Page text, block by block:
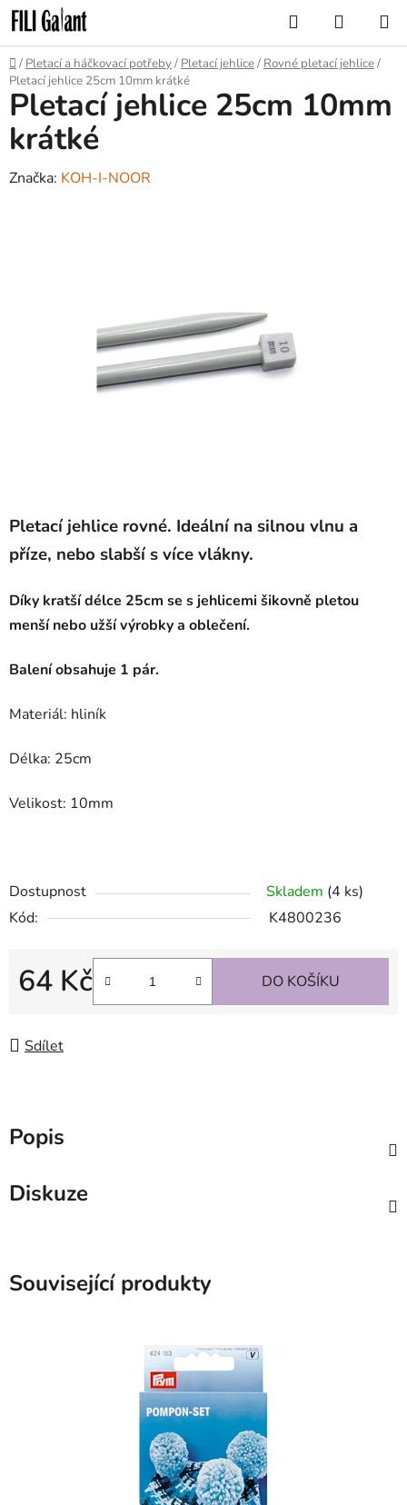
Přejít
na
obsah
Hledat
KOŠÍK
Domů
/ Pletací a háčkovací potřeby/ Pletací jehlice/ Rovné pletací jehlice/
Pletací jehlice 25cm 10mm krátké
Pletací jehlice rovné. Ideální na silnou vlnu a
příze, nebo slabší s více vlákny.
Díky kratší délce 25cm se s jehlicemi šikovně pletou
menší nebo užší výrobky a oblečení.
Balení obsahuje 1 pár.
Materiál: hliník
Délka: 25cm
Velikost: 10mm
Dostupnost Skladem (4 ks)
Kód:
K4800236
64 Kč
Měrná cena:
DO KOŠÍKU
Sdílet
Pletací jehlice 25cm 10mm
krátké
Značka: KOH-I-NOOR
Popis
Diskuze
Související produkty